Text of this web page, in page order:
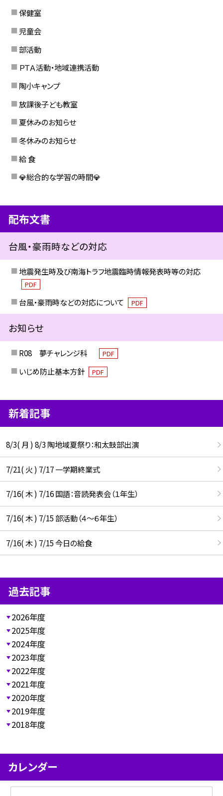
保健室
児童会
部活動
ＰＴＡ活動・地域連携活動
陶小キャンプ
放課後子ども教室
夏休みのお知らせ
冬休みのお知らせ
給 食
💎総合的な学習の時間💎
配布文書
台風・豪雨時などの対応
地震発生時及び南海トラフ地震臨時情報発表時等の対応
PDF
台風・豪雨時などの対応について PDF
お知らせ
R08 夢チャレンジ科 PDF
いじめ防止基本方針 PDF
新着記事
8/3( 月 ) 8/3 陶地域夏祭り：和太鼓部出演
7/21( 火 ) 7/17 一学期終業式
7/16( 木 ) 7/16 国語：音読発表会（１年生）
7/16( 木 ) 7/15 部活動（４～６年生）
7/16( 木 ) 7/15 今日の給食
過去記事
2026年度
2025年度
2024年度
2023年度
2022年度
2021年度
2020年度
2019年度
2018年度
カレンダー